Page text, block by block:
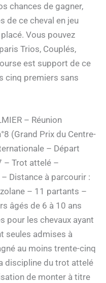
chances de gagner,
de ce cheval en jeu
Vous pouvez
Trios, Couplés,
est support de ce
cinq premiers sans
– Réunion
(Grand Prix du Centre-
– Départ
– Trot attelé –
Distance à parcourir :
– 11 partants –
âgés de 6 à 10 ans
pour les chevaux ayant
seules admises à
au moins trente-cinq
discipline du trot attelé
de monter à titre